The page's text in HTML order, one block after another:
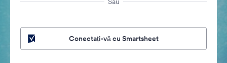
Conectați-vă cu Smartsheet